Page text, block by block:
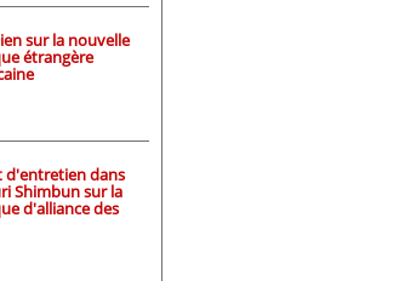
sur la nouvelle
étrangère
d'entretien dans
Shimbun sur la
d'alliance des